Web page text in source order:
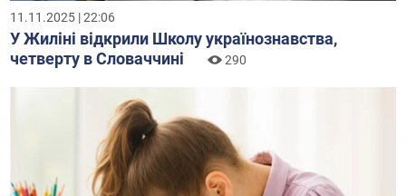
11.11.2025 | 22:06
У Жиліні відкрили Школу українознавства,
четверту в Словаччині
290